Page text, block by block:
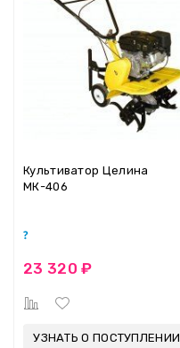
Культиватор Целина
МК-406
23 320 ₽
УЗНАТЬ О ПОСТУПЛЕНИИ